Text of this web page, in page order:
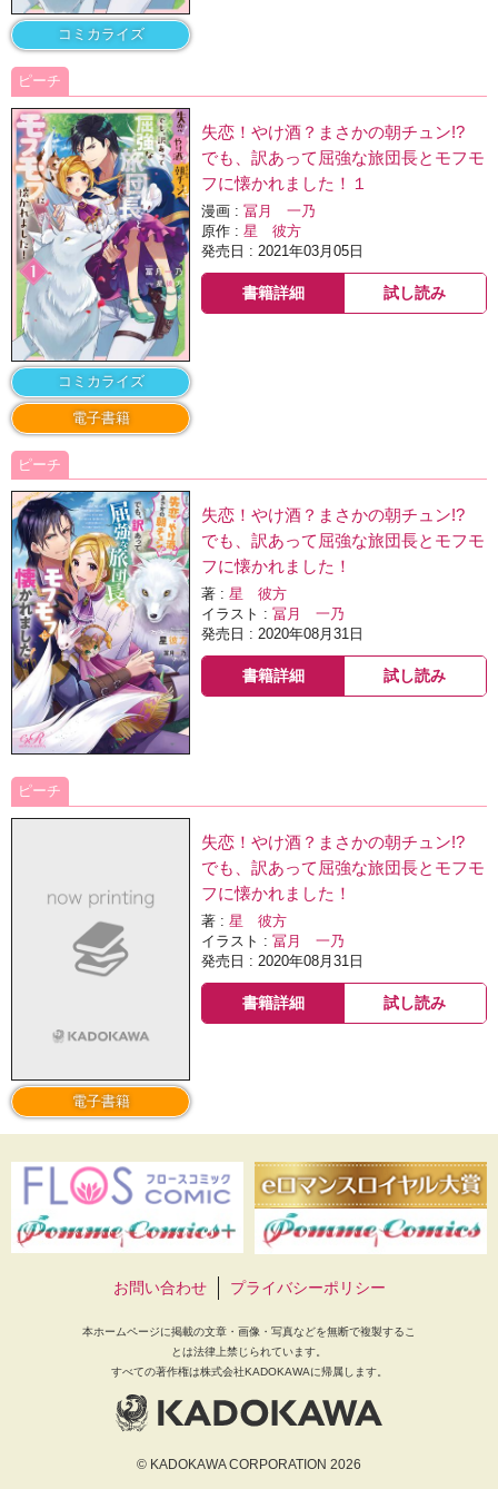
コミカライズ
ピーチ
コミカライズ
電子書籍
失恋！やけ酒？まさかの朝チュン!?
でも、訳あって屈強な旅団長とモフモ
フに懐かれました！１
漫画 :冨月 一乃
原作 :星 彼方
発売日 : 2021年03月05日
書籍詳細 試し読み
ピーチ
失恋！やけ酒？まさかの朝チュン!?
でも、訳あって屈強な旅団長とモフモ
フに懐かれました！
著 :星 彼方
イラスト :冨月 一乃
発売日 : 2020年08月31日
書籍詳細 試し読み
ピーチ
電子書籍
失恋！やけ酒？まさかの朝チュン!?
でも、訳あって屈強な旅団長とモフモ
フに懐かれました！
著 :星 彼方
イラスト :冨月 一乃
発売日 : 2020年08月31日
書籍詳細 試し読み
お問い合わせ プライバシーポリシー
本ホームページに掲載の文章・画像・写真などを無断で複製するこ
とは法律上禁じられています。
すべての著作権は株式会社KADOKAWAに帰属します。
© KADOKAWA CORPORATION 2026